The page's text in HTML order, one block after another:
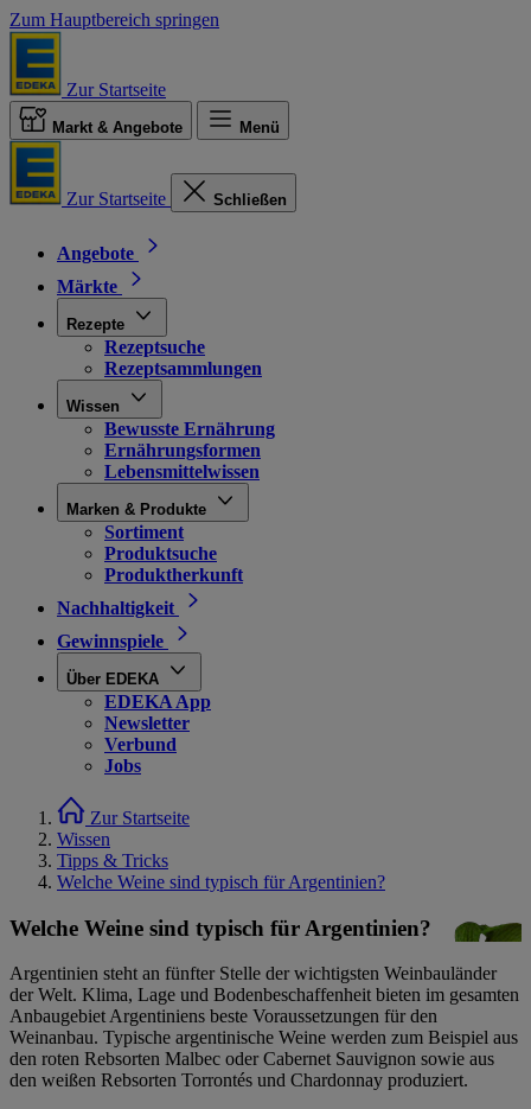
Zum Hauptbereich springen
Zur Startseite
Markt & Angebote Menü
Zur Startseite Schließen
Angebote
Märkte
Rezepte
Rezeptsuche
Rezeptsammlungen
Wissen
Bewusste Ernährung
Ernährungsformen
Lebensmittelwissen
Marken & Produkte
Sortiment
Produktsuche
Produktherkunft
Nachhaltigkeit
Gewinnspiele
Über EDEKA
EDEKA App
Newsletter
Verbund
Jobs
Zur Startseite
Wissen
Tipps & Tricks
Welche Weine sind typisch für Argentinien?
Welche Weine sind typisch für Argentinien?
Argentinien steht an fünfter Stelle der wichtigsten Weinbauländer
der Welt. Klima, Lage und Bodenbeschaffenheit bieten im gesamten
Anbaugebiet Argentiniens beste Voraussetzungen für den
Weinanbau. Typische argentinische Weine werden zum Beispiel aus
den roten Rebsorten Malbec oder Cabernet Sauvignon sowie aus
den weißen Rebsorten Torrontés und Chardonnay produziert.